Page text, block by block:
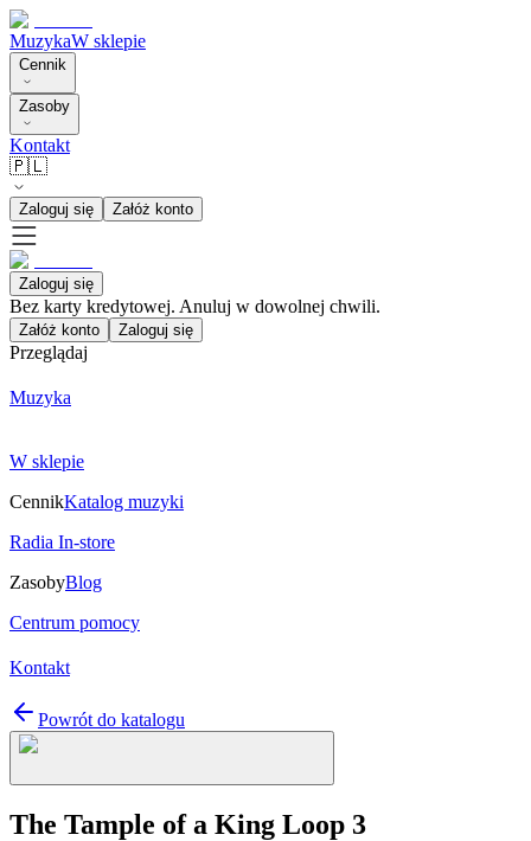
MuzykaW sklepie
Cennik
Zasoby
Kontakt
🇵🇱
Zaloguj się Załóż konto
Zaloguj się
Bez karty kredytowej. Anuluj w dowolnej chwili.
Załóż konto Zaloguj się
Przeglądaj
Muzyka
W sklepie
CennikKatalog muzyki
Radia In-store
ZasobyBlog
Centrum pomocy
Kontakt
Powrót do katalogu
The Tample of a King Loop 3